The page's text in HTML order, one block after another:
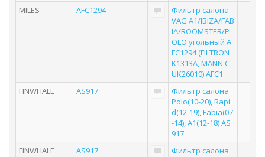
MILES
AFC1294
Фильтр салона
VAG A1/IBIZA/FAB
IA/ROOMSTER/P
OLO угольный A
FC1294 (FILTRON
K1313A, MANN C
UK26010) AFC1
FINWHALE
AS917
Фильтр салона
Polo(10-20), Rapi
d(12-19), Fabia(07
-14), A1(12-18) AS
917
FINWHALE
AS917 Фильтр салона